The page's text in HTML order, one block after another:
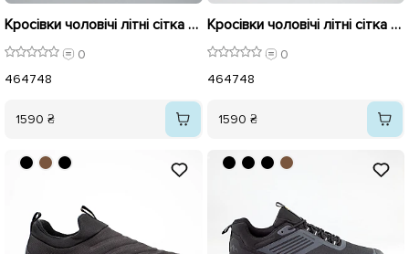
Кросівки чоловічі літні сітка великі 594421 Бежеві
0
464748
1590 ₴
Кросівки чоловічі літні сітка великі 594420 Чорні
0
464748
1590 ₴